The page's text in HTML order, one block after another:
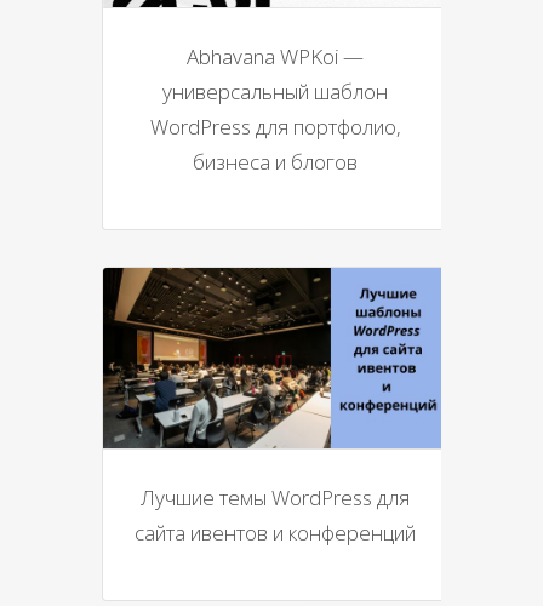
Abhavana WPKoi —
универсальный шаблон
WordPress для портфолио,
бизнеса и блогов
Лучшие темы WordPress для
сайта ивентов и конференций